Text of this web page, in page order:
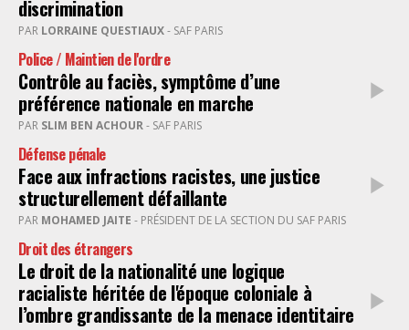
discrimination
PAR LORRAINE QUESTIAUX- SAF PARIS
Police / Maintien de l'ordre
Contrôle au faciès, symptôme d’une
préférence nationale en marche
PAR SLIM BEN ACHOUR- SAF PARIS
Défense pénale
Face aux infractions racistes, une justice
structurellement défaillante
PAR MOHAMED JAITE - PRÉSIDENT DE LA SECTION DU SAF PARIS
Droit des étrangers
Le droit de la nationalité une logique
racialiste héritée de l'époque coloniale à
l’ombre grandissante de la menace identitaire